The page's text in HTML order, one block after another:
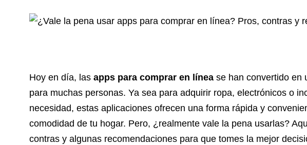
Hoy en día, las apps para comprar en línea se han convertido en
para muchas personas. Ya sea para adquirir ropa, electrónicos o
necesidad, estas aplicaciones ofrecen una forma rápida y
comodidad de tu hogar. Pero, ¿realmente vale la pena usarlas?
contras y algunas recomendaciones para que tomes la mejor